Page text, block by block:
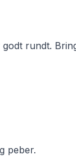
rundt.
peber.